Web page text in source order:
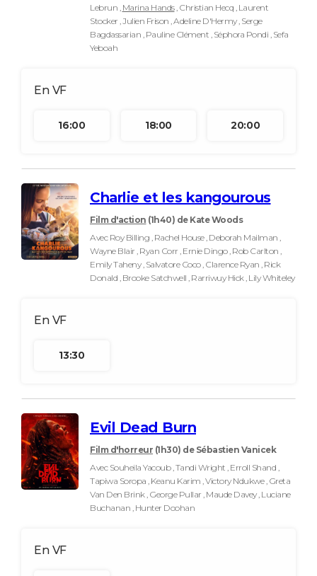
Lebrun , Marina Hands, Christian Hecq , Laurent
Stocker , Julien Frison , Adeline D'Hermy , Serge
Bagdassarian , Pauline Clément , Séphora Pondi , Sefa
Yeboah
16:00 18:00 20:00
Charlie et les kangourous
Film d'action (1h40) de Kate Woods
Avec Roy Billing , Rachel House , Deborah Mailman ,
Wayne Blair , Ryan Corr , Ernie Dingo , Rob Carlton ,
Emily Taheny , Salvatore Coco , Clarence Ryan , Rick
Donald , Brooke Satchwell , Rarriwuy Hick , Lily Whiteley
13:30
Evil Dead Burn
Film d'horreur (1h30) de Sébastien Vanicek
Avec Souheila Yacoub , Tandi Wright , Erroll Shand ,
Tapiwa Soropa , Keanu Karim , Victory Ndukwe , Greta
Van Den Brink , George Pullar , Maude Davey , Luciane
Buchanan , Hunter Doohan